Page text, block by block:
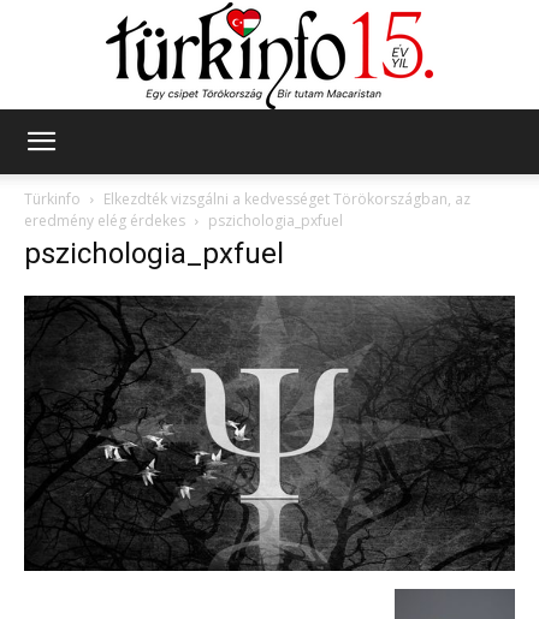
Türkinfo
Elkezdték vizsgálni a kedvességet Törökországban, az
eredmény elég érdekes
pszichologia_pxfuel
pszichologia_pxfuel